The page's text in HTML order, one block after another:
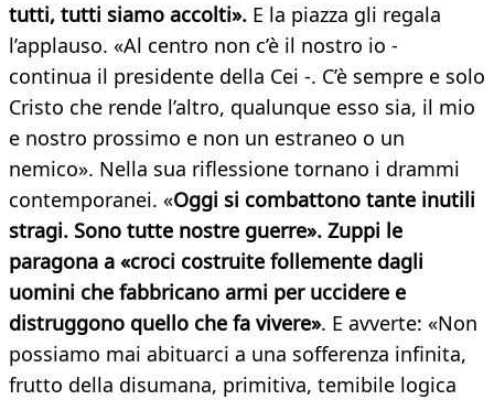
tutti, tutti siamo accolti». E la piazza gli regala
l’applauso. «Al centro non c’è il nostro io -
continua il presidente della Cei -. C’è sempre e solo
Cristo che rende l’altro, qualunque esso sia, il mio
e nostro prossimo e non un estraneo o un
nemico». Nella sua riflessione tornano i drammi
contemporanei. «Oggi si combattono tante inutili
stragi. Sono tutte nostre guerre». Zuppi le
paragona a «croci costruite follemente dagli
uomini che fabbricano armi per uccidere e
distruggono quello che fa vivere». E avverte: «Non
possiamo mai abituarci a una sofferenza infinita,
frutto della disumana, primitiva, temibile logica